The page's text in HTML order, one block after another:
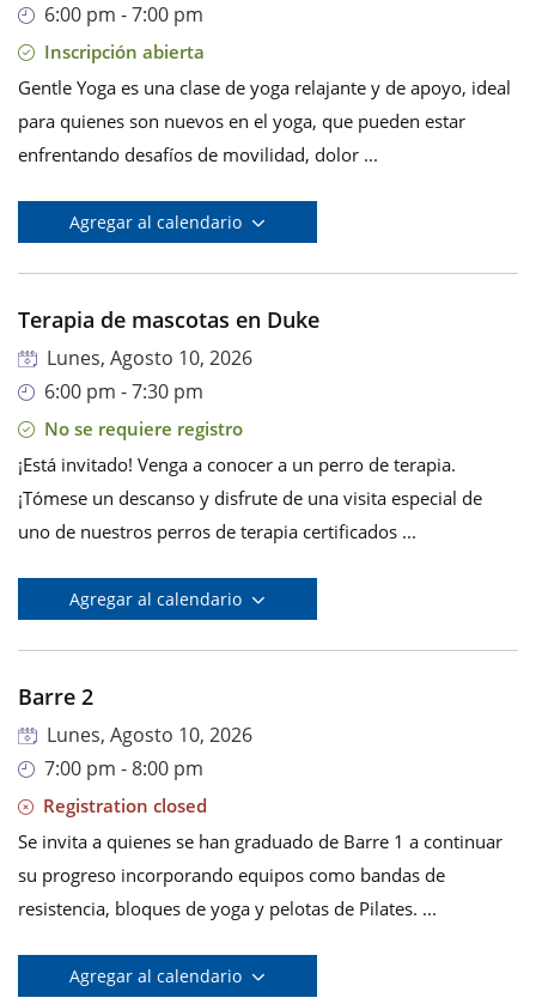
6:00 pm - 7:00 pm
Inscripción abierta
Gentle Yoga es una clase de yoga relajante y de apoyo, ideal
para quienes son nuevos en el yoga, que pueden estar
enfrentando desafíos de movilidad, dolor ...
Agregar al calendario
Terapia de mascotas en Duke
Lunes, Agosto 10, 2026
6:00 pm - 7:30 pm
No se requiere registro
¡Está invitado! Venga a conocer a un perro de terapia.
¡Tómese un descanso y disfrute de una visita especial de
uno de nuestros perros de terapia certificados ...
Agregar al calendario
Barre 2
Lunes, Agosto 10, 2026
7:00 pm - 8:00 pm
Registration closed
Se invita a quienes se han graduado de Barre 1 a continuar
su progreso incorporando equipos como bandas de
resistencia, bloques de yoga y pelotas de Pilates. ...
Agregar al calendario